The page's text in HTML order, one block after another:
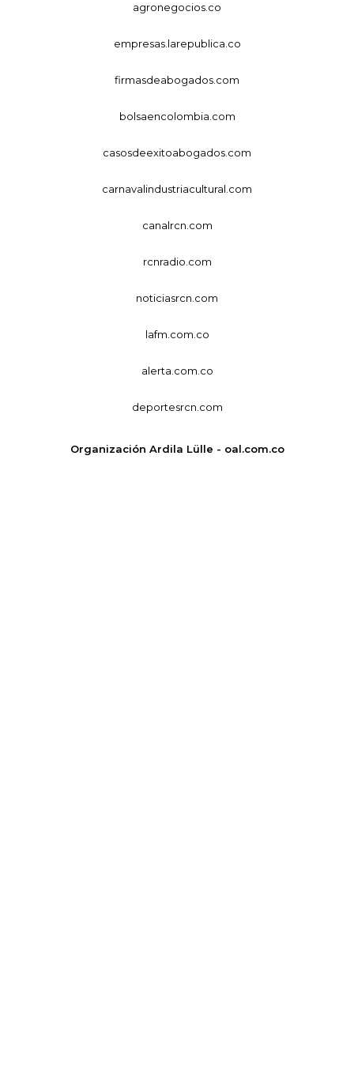
agronegocios.co
empresas.larepublica.co
firmasdeabogados.com
bolsaencolombia.com
casosdeexitoabogados.com
carnavalindustriacultural.com
canalrcn.com
rcnradio.com
noticiasrcn.com
lafm.com.co
alerta.com.co
deportesrcn.com
Organización Ardila Lülle - oal.com.co